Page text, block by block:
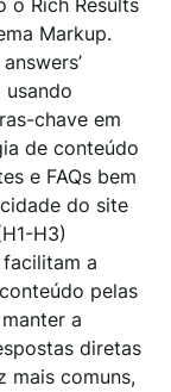
o Rich Results
Markup.
usando
chave em
de conteúdo
e FAQs bem
do site
H3)
a
pelas
a
diretas
mais comuns,